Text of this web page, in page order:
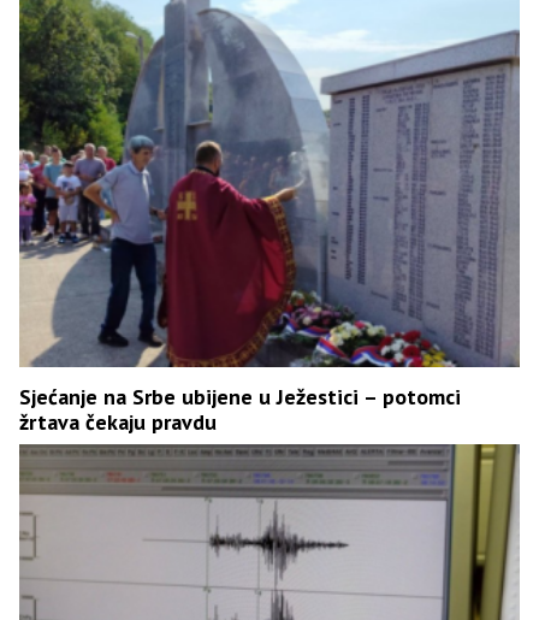
Sjećanje na Srbe ubijene u Ježestici – potomci
žrtava čekaju pravdu